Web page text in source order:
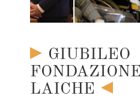
GIUBILEO
LAICHE